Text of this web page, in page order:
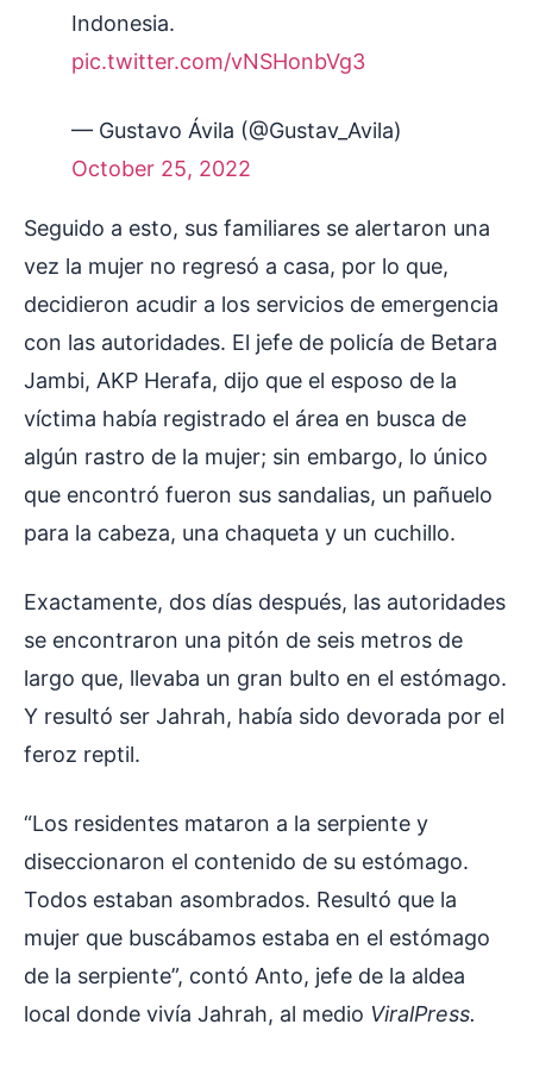
Indonesia.
pic.twitter.com/vNSHonbVg3
— Gustavo Ávila (@Gustav_Avila)
October 25, 2022
Seguido a esto, sus familiares se alertaron una
vez la mujer no regresó a casa, por lo que,
decidieron acudir a los servicios de emergencia
con las autoridades. El jefe de policía de Betara
Jambi, AKP Herafa, dijo que el esposo de la
víctima había registrado el área en busca de
algún rastro de la mujer; sin embargo, lo único
que encontró fueron sus sandalias, un pañuelo
para la cabeza, una chaqueta y un cuchillo.
Exactamente, dos días después, las autoridades
se encontraron una pitón de seis metros de
largo que, llevaba un gran bulto en el estómago.
Y resultó ser Jahrah, había sido devorada por el
feroz reptil.
“Los residentes mataron a la serpiente y
diseccionaron el contenido de su estómago.
Todos estaban asombrados. Resultó que la
mujer que buscábamos estaba en el estómago
de la serpiente”, contó Anto, jefe de la aldea
local donde vivía Jahrah, al medio ViralPress.